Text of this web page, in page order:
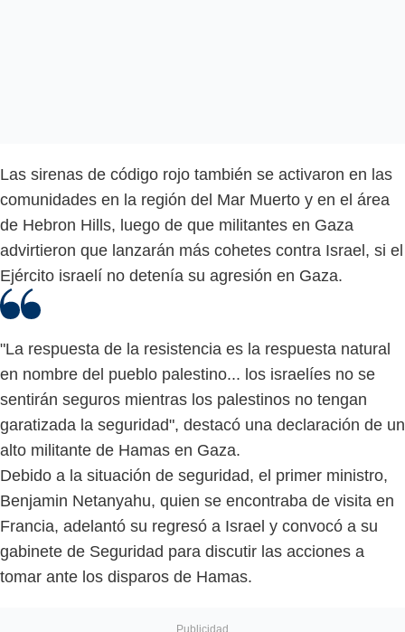
Las sirenas de código rojo también se activaron en las
comunidades en la región del Mar Muerto y en el área
de Hebron Hills, luego de que militantes en Gaza
advirtieron que lanzarán más cohetes contra Israel, si el
Ejército israelí no detenía su agresión en Gaza.
"La respuesta de la resistencia es la respuesta natural
en nombre del pueblo palestino... los israelíes no se
sentirán seguros mientras los palestinos no tengan
garatizada la seguridad", destacó una declaración de un
alto militante de Hamas en Gaza.
Debido a la situación de seguridad, el primer ministro,
Benjamin Netanyahu, quien se encontraba de visita en
Francia, adelantó su regresó a Israel y convocó a su
gabinete de Seguridad para discutir las acciones a
tomar ante los disparos de Hamas.